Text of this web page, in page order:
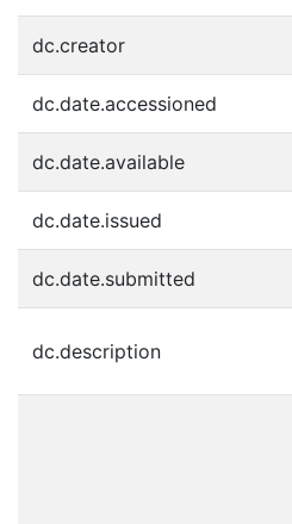
dc.creator
dc.date.accessioned
dc.date.available
dc.date.issued
dc.date.submitted
dc.description